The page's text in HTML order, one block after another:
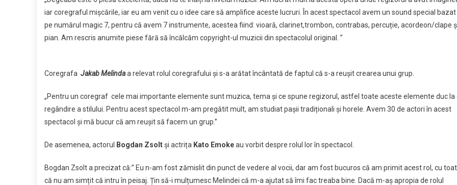
iar coregraful mișcările, iar eu am venit cu o idee care să amplifice aceste lucruri. În acest spectacol avem un sound special bazat
pe numărul magic 7, pentru că avem 7 instrumente, acestea fiind: vioară, clarinet,trombon, contrabas, percuție, acordeon/clape
pian. Am rescris anumite piese fără să încălcăm copyright-ul muzicii din spectacolul original. ”
Coregrafa Jakab Melindaa relevat rolul coregrafului și s-a arătat încântată de faptul că s-a reușit crearea unui grup.
„Pentru un coregraf cele mai importante elemente sunt muzica, tema și ce spune regizorul, astfel toate aceste elemente duc la
regândire a stilului. Pentru acest spectacol m-am pregătit mult, am studiat pașii tradiționali și horele. Avem 30 de actori în acest
spectacol și mă bucur că am reușit să facem un grup.”
De asemenea, actorul Bogdan Zsoltși actrița Kato Emokeau vorbit despre rolul lor în spectacol.
Bogdan Zsolt a precizat că:” Eu n-am fost zămislit din punct de vedere al vocii, dar am fost bucuros că am primit acest rol, cu
că nu am simțit că intru în peisaj. Țin să-i mulțumesc Melindei că m-a ajutat să îmi fac treaba bine. Dacă m-aș apropia de rolul